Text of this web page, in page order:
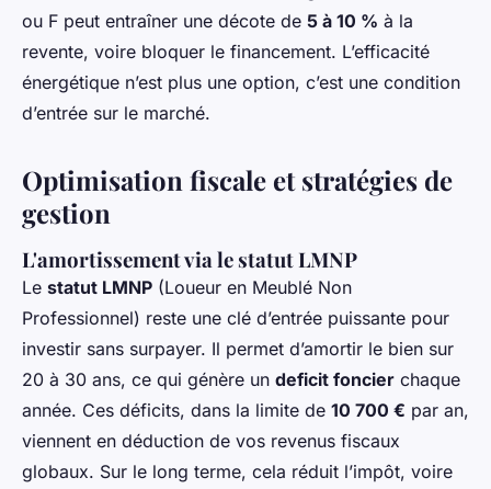
ou F peut entraîner une décote de 5 à 10 % à la
revente, voire bloquer le financement. L’efficacité
énergétique n’est plus une option, c’est une condition
d’entrée sur le marché.
Optimisation fiscale et stratégies de
gestion
L'amortissement via le statut LMNP
Le statut LMNP (Loueur en Meublé Non
Professionnel) reste une clé d’entrée puissante pour
investir sans surpayer. Il permet d’amortir le bien sur
20 à 30 ans, ce qui génère un deficit foncier chaque
année. Ces déficits, dans la limite de 10 700 € par an,
viennent en déduction de vos revenus fiscaux
globaux. Sur le long terme, cela réduit l’impôt, voire